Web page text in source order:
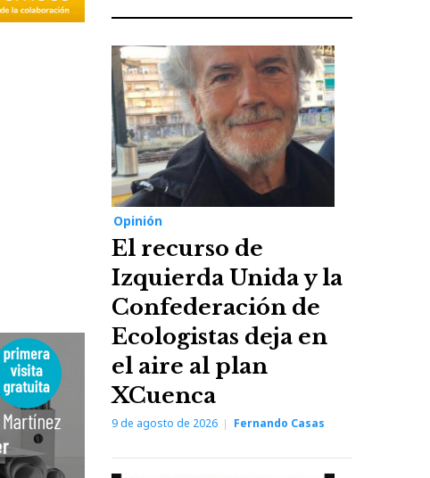
Opinión
El recurso de
Izquierda Unida y la
Confederación de
Ecologistas deja en
el aire al plan
XCuenca
9 de agosto de 2026 Fernando Casas